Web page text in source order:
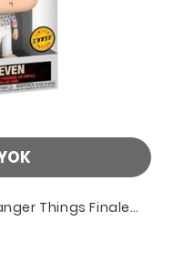
Things Finale